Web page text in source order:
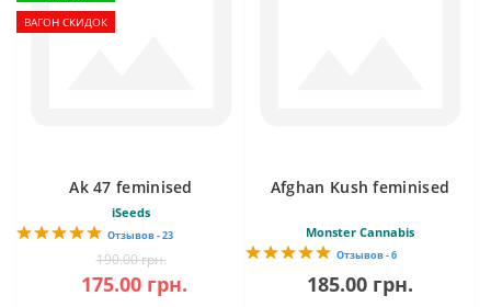
ВАГОН СКИДОК
Ak 47 feminised
iSeeds
Отзывов - 23
190.00 грн.
175.00 грн.
Afghan Kush feminised
Monster Cannabis
Отзывов - 6
185.00 грн.